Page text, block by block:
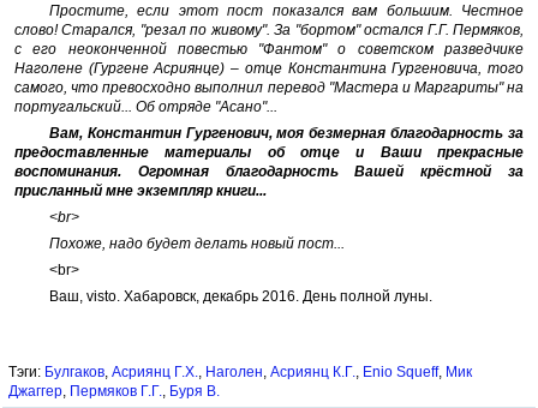
Простите, если этот пост показался вам большим. Честное
слово! Старался, "резал по живому". За "бортом" остался Г.Г. Пермяков,
с его неоконченной повестью "Фантом" о советском разведчике
Наголене (Гургене Асриянце) – отце Константина Гургеновича, того
самого, что превосходно выполнил перевод "Мастера и Маргариты" на
португальский... Об отряде "Асано"...
Вам, Константин Гургенович, моя безмерная благодарность за
предоставленные материалы об отце и Ваши прекрасные
воспоминания. Огромная благодарность Вашей крёстной за
присланный мне экземпляр книги...
<br>
Похоже, надо будет делать новый пост...
<br>
Ваш, visto. Хабаровск, декабрь 2016. День полной луны.
Тэги: Булгаков, Асриянц Г.Х., Наголен, Асриянц К.Г., Enio Squeff, Мик
Джаггер, Пермяков Г.Г., Буря В.